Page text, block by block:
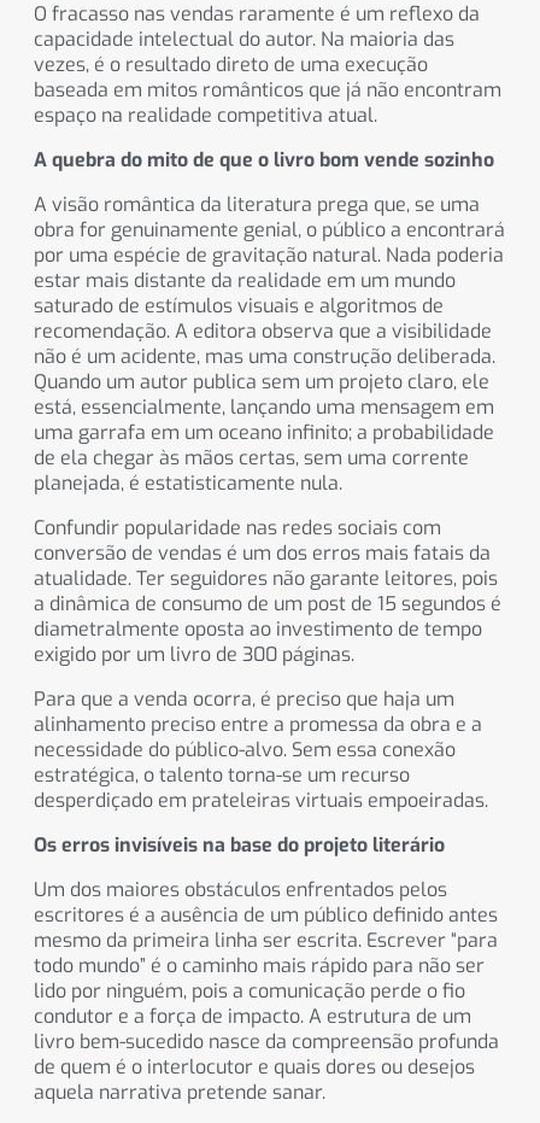
O fracasso nas vendas raramente é um reflexo da
capacidade intelectual do autor. Na maioria das
vezes, é o resultado direto de uma execução
baseada em mitos românticos que já não encontram
espaço na realidade competitiva atual.
A quebra do mito de que o livro bom vende sozinho
A visão romântica da literatura prega que, se uma
obra for genuinamente genial, o público a encontrará
por uma espécie de gravitação natural. Nada poderia
estar mais distante da realidade em um mundo
saturado de estímulos visuais e algoritmos de
recomendação. A editora observa que a visibilidade
não é um acidente, mas uma construção deliberada.
Quando um autor publica sem um projeto claro, ele
está, essencialmente, lançando uma mensagem em
uma garrafa em um oceano infinito; a probabilidade
de ela chegar às mãos certas, sem uma corrente
planejada, é estatisticamente nula.
Confundir popularidade nas redes sociais com
conversão de vendas é um dos erros mais fatais da
atualidade. Ter seguidores não garante leitores, pois
a dinâmica de consumo de um post de 15 segundos é
diametralmente oposta ao investimento de tempo
exigido por um livro de 300 páginas.
Para que a venda ocorra, é preciso que haja um
alinhamento preciso entre a promessa da obra e a
necessidade do público-alvo. Sem essa conexão
estratégica, o talento torna-se um recurso
desperdiçado em prateleiras virtuais empoeiradas.
Os erros invisíveis na base do projeto literário
Um dos maiores obstáculos enfrentados pelos
escritores é a ausência de um público definido antes
mesmo da primeira linha ser escrita. Escrever “para
todo mundo” é o caminho mais rápido para não ser
lido por ninguém, pois a comunicação perde o fio
condutor e a força de impacto. A estrutura de um
livro bem-sucedido nasce da compreensão profunda
de quem é o interlocutor e quais dores ou desejos
aquela narrativa pretende sanar.